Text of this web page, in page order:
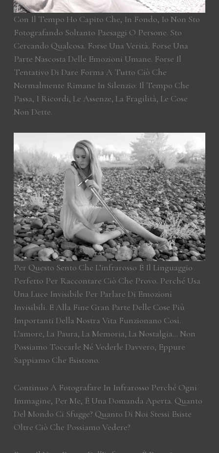
Con Il Tempo Ho Capito Che, In Fondo, Io Non Sto
Fotografando Soltanto Paesaggi O Persone. Sto
Cercando Qualcosa. Forse Una Verità. Forse Una
Parte Nascosta Delle Emozioni Umane. Forse Il
Tentativo Di Dare Forma A Tutto Ciò Che
Normalmente Rimane In Silenzio: Il Tempo Che
Passa, I Ricordi, Le Assenze, La Fragilità, Le Cose
Non Dette.
Per Questo Sento Che L’infrarosso È Il Linguaggio
Perfetto Per Raccontare Ciò Che Provo. Perché Usa
Una Luce Invisibile Per Parlare Di Emozioni
Invisibili. E Alla Fine Gran Parte Delle Cose Più
Importanti Della Nostra Vita Funzionano Così.
L’amore, La Paura, La Memoria, La Nostalgia… Non
Possiamo Toccarle Né Vederle Davvero, Eppure
Sappiamo Che Esistono.
Continuo A Fotografare In Infrarosso Perché Ogni
Immagine, Per Me, È Una Domanda Aperta. Quanto
Del Mondo Ci Sfugge? Quanto Di Noi Stessi Esiste
Oltre Ciò Che Possiamo Vedere?